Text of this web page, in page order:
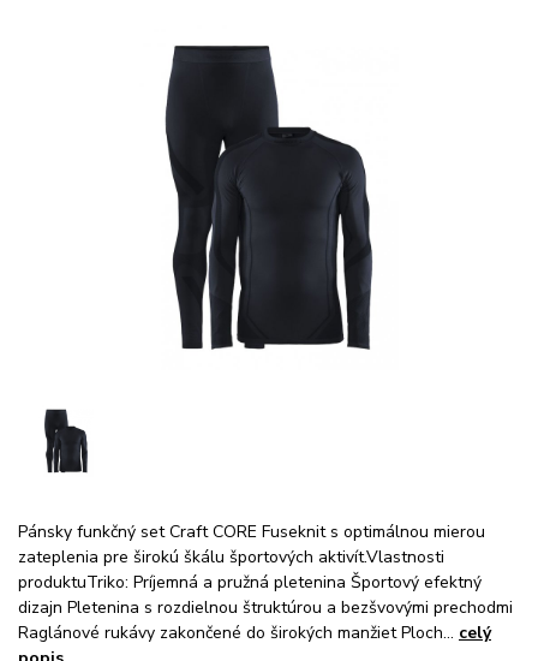
Pánsky funkčný set Craft CORE Fuseknit s optimálnou mierou
zateplenia pre širokú škálu športových aktivít.Vlastnosti
produktuTriko: Príjemná a pružná pletenina Športový efektný
dizajn Pletenina s rozdielnou štruktúrou a bezšvovými prechodmi
Raglánové rukávy zakončené do širokých manžiet Ploch... celý